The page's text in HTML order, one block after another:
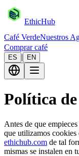
EthicHub
Café VerdeNuestros
Comprar café
ES | EN
Política
Antes de que
que utilizamos
ethichub.com de tal
mismas se instalen en